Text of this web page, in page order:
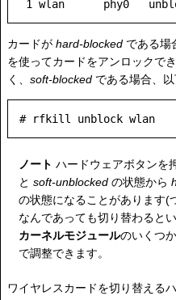
カードが hard-blocked である場
を使ってカードをアンロックで
く、 soft-blocked である場合、
ノート ハードウェアボタンを
と soft-unblocked の状態から
の状態になることがあります(
なんであっても切り替わると
カーネルモジュールのいくつ
で調整できます。
ワイヤレスカードを切り替える